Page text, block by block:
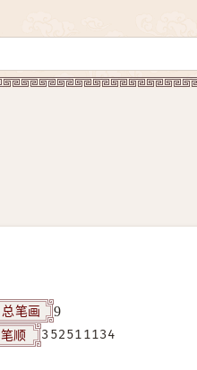
总笔画 9
笔顺 352511134